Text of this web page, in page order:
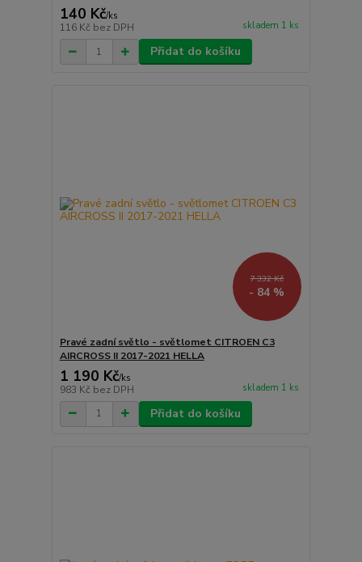
140 Kč/ks
116 Kč bez DPH skladem 1 ks
Přidat do košíku
7 332 Kč
- 84 %
Pravé zadní světlo - světlomet CITROEN C3
AIRCROSS II 2017-2021 HELLA
1 190 Kč/ks
983 Kč bez DPH skladem 1 ks
Přidat do košíku